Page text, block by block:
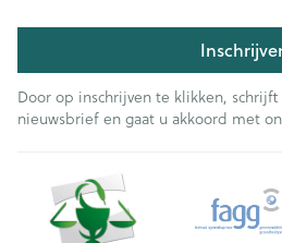
Door op inschrijven te klikken, schrijft
nieuwsbrief en gaat u akkoord met